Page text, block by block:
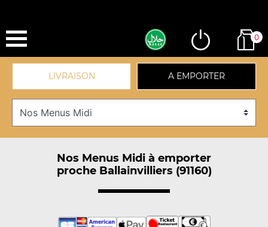
0
LIVRAISON A EMPORTER
Nos Menus Midi à emporter
proche Ballainvilliers (91160)